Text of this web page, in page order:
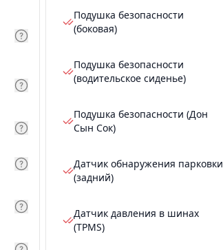
Подушка безопасности
(боковая)
Подушка безопасности
(водительское сиденье)
Подушка безопасности (Дон
Сын Сок)
Датчик обнаружения парковки
(задний)
Датчик давления в шинах
(TPMS)